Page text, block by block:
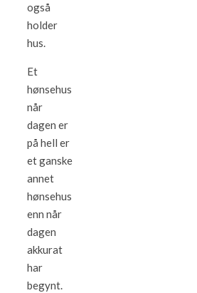
også
holder
hus.
Et
hønsehus
når
dagen er
på hell er
et ganske
annet
hønsehus
enn når
dagen
akkurat
har
begynt.